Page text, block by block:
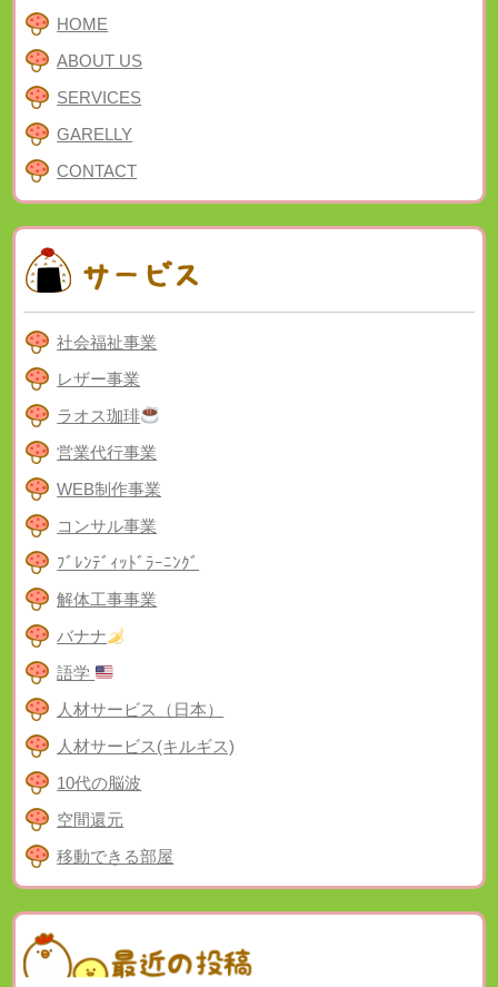
HOME
ABOUT US
SERVICES
GARELLY
CONTACT
社会福祉事業
レザー事業
ラオス珈琲
営業代行事業
WEB制作事業
コンサル事業
ﾌﾞﾚﾝﾃﾞｨｯﾄﾞﾗｰﾆﾝｸﾞ
解体工事事業
バナナ
語学
人材サービス（日本）
人材サービス(キルギス)
10代の脳波
空間還元
移動できる部屋